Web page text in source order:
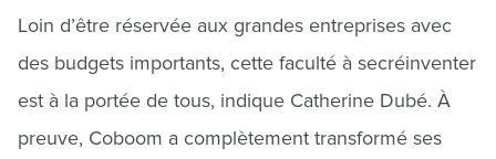
Loin d’être réservée aux grandes entreprises avec
des budgets importants, cette faculté à secréinventer
est à la portée de tous, indique Catherine Dubé. À
preuve, Coboom a complètement transformé ses